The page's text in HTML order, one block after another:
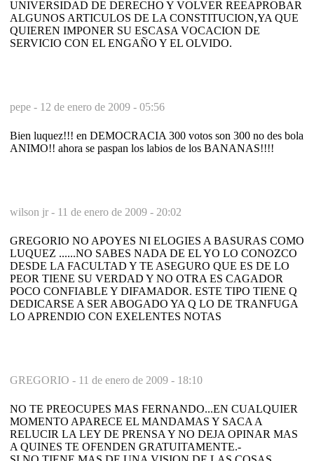
UNIVERSIDAD DE DERECHO Y VOLVER REEAPROBAR
ALGUNOS ARTICULOS DE LA CONSTITUCION,YA QUE
QUIEREN IMPONER SU ESCASA VOCACION DE
SERVICIO CON EL ENGAÑO Y EL OLVIDO.
pepe - 12 de enero de 2009 - 05:56
Bien luquez!!! en DEMOCRACIA 300 votos son 300 no des bola
ANIMO!! ahora se paspan los labios de los BANANAS!!!!
wilson jr - 11 de enero de 2009 - 20:02
GREGORIO NO APOYES NI ELOGIES A BASURAS COMO
LUQUEZ ......NO SABES NADA DE EL YO LO CONOZCO
DESDE LA FACULTAD Y TE ASEGURO QUE ES DE LO
PEOR TIENE SU VERDAD Y NO OTRA ES CAGADOR
POCO CONFIABLE Y DIFAMADOR. ESTE TIPO TIENE Q
DEDICARSE A SER ABOGADO YA Q LO DE TRANFUGA
LO APRENDIO CON EXELENTES NOTAS
GREGORIO - 11 de enero de 2009 - 18:10
NO TE PREOCUPES MAS FERNANDO...EN CUALQUIER
MOMENTO APARECE EL MANDAMAS Y SACA A
RELUCIR LA LEY DE PRENSA Y NO DEJA OPINAR MAS
A QUINES TE OFENDEN GRATUITAMENTE.-